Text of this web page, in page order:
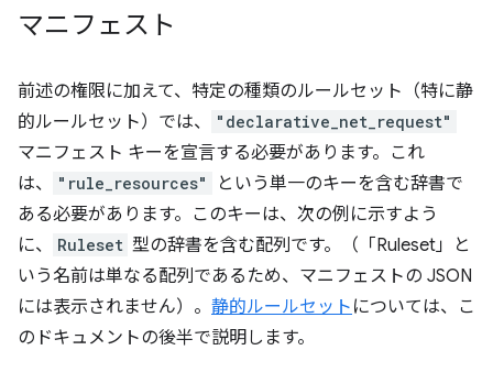
マニフェスト
前述の権限に加えて、特定の種類のルールセット（特に静
的ルールセット）では、
"declarative_net_request"
マニフェスト キーを宣言する必要があります。これ
は、
"rule_resources"
という単一のキーを含む辞書で
ある必要があります。このキーは、次の例に示すよう
に、
Ruleset 型の辞書を含む配列です。（「Ruleset」と
いう名前は単なる配列であるため、マニフェストの JSON
には表示されません）。 静的ルールセット については、こ
のドキュメントの後半で説明します。